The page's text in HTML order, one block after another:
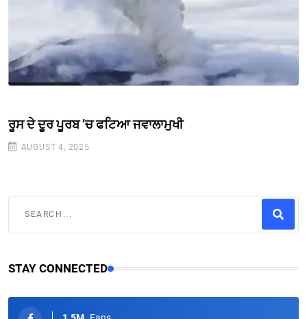
ਰੂਸ ਦੇ ਦੂਰ ਪੂਰਬ ’ਚ ਫਟਿਆ ਜਵਾਲਾਮੁਖੀ
AUGUST 4, 2025
STAY CONNECTED